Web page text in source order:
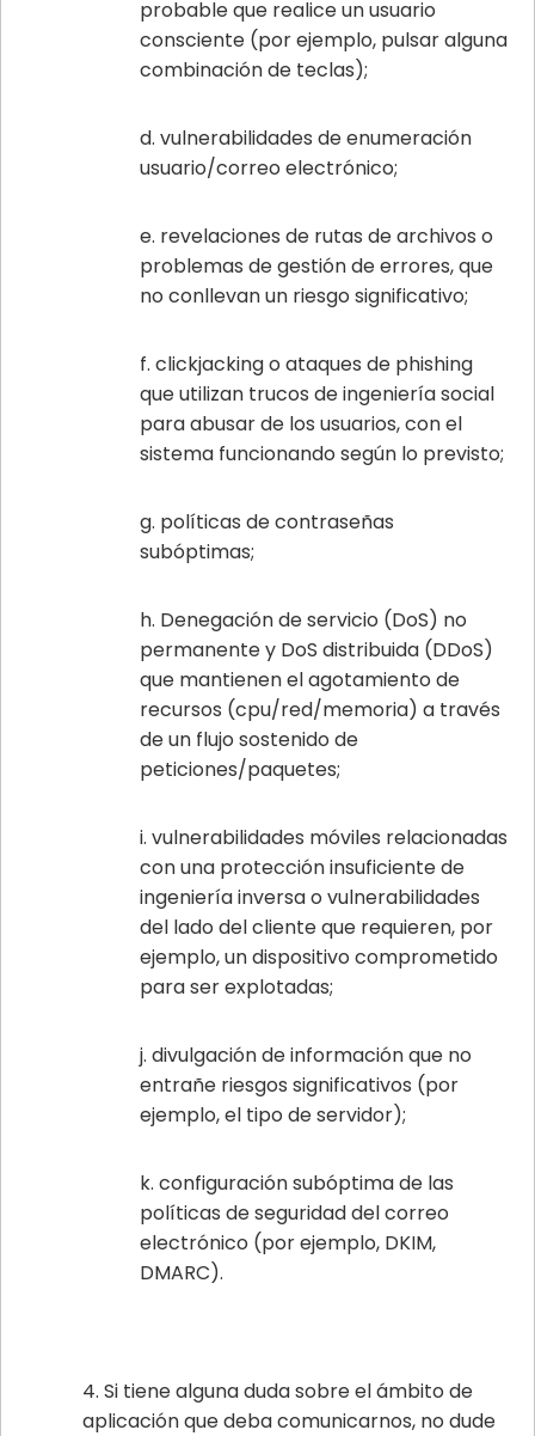
probable que realice un usuario
consciente (por ejemplo, pulsar alguna
combinación de teclas);
vulnerabilidades de enumeración
usuario/correo electrónico;
revelaciones de rutas de archivos o
problemas de gestión de errores, que
no conllevan un riesgo significativo;
clickjacking o ataques de phishing
que utilizan trucos de ingeniería social
para abusar de los usuarios, con el
sistema funcionando según lo previsto;
políticas de contraseñas
subóptimas;
Denegación de servicio (DoS) no
permanente y DoS distribuida (DDoS)
que mantienen el agotamiento de
recursos (cpu/red/memoria) a través
de un flujo sostenido de
peticiones/paquetes;
vulnerabilidades móviles relacionadas
con una protección insuficiente de
ingeniería inversa o vulnerabilidades
del lado del cliente que requieren, por
ejemplo, un dispositivo comprometido
para ser explotadas;
divulgación de información que no
entrañe riesgos significativos (por
ejemplo, el tipo de servidor);
configuración subóptima de las
políticas de seguridad del correo
electrónico (por ejemplo, DKIM,
DMARC).
Si tiene alguna duda sobre el ámbito de
aplicación que deba comunicarnos, no dude